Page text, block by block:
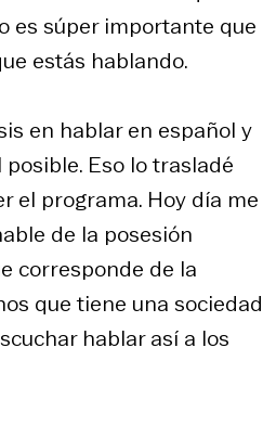
es súper importante que
estás hablando.
en hablar en español y
Eso lo trasladé
el programa. Hoy día me
de la posesión
corresponde de la
que tiene una sociedad
hablar así a los